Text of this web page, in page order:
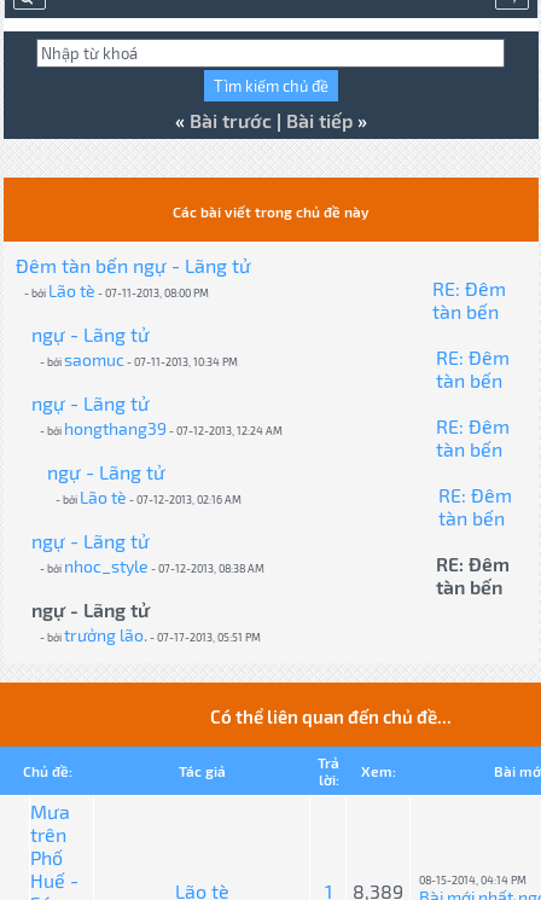
« Bài trước| Bài tiếp»
Các bài viết trong chủ đề này
Đêm tàn bến ngự - Lãng tử
- bởi Lão tè - 07-11-2013, 08:00 PM
RE: Đêm
tàn bến
ngự - Lãng tử
- bởisaomuc- 07-11-2013, 10:34 PM
RE: Đêm
tàn bến
ngự - Lãng tử
- bởi hongthang39 - 07-12-2013, 12:24 AM
RE: Đêm
tàn bến
ngự - Lãng tử
- bởi Lão tè - 07-12-2013, 02:16 AM
RE: Đêm
tàn bến
ngự - Lãng tử
- bởi nhoc_style - 07-12-2013, 08:38 AM
RE: Đêm
tàn bến
ngự - Lãng tử
- bởitrưởng lão.- 07-17-2013, 05:51 PM
Có thể liên quan đến chủ đề...
Chủ đề: Tác giả
Trả
lời:
Xem: Bài
Mưa
trên
Phố
Huế -
Lão tè 1 8,389 08-15-2014, 04:14 PM